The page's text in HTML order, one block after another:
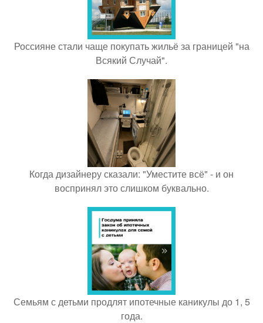
Россияне стали чаще покупать жильё за границей "на
Всякий Случай".
Когда дизайнеру сказали: "Уместите всё" - и он
воспринял это слишком буквально.
Семьям с детьми продлят ипотечные каникулы до 1, 5
года.